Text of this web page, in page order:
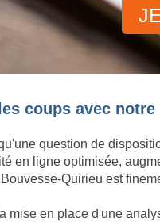
coups avec
question de
en ligne optimisée,
Quirieu est
mise en place d'une